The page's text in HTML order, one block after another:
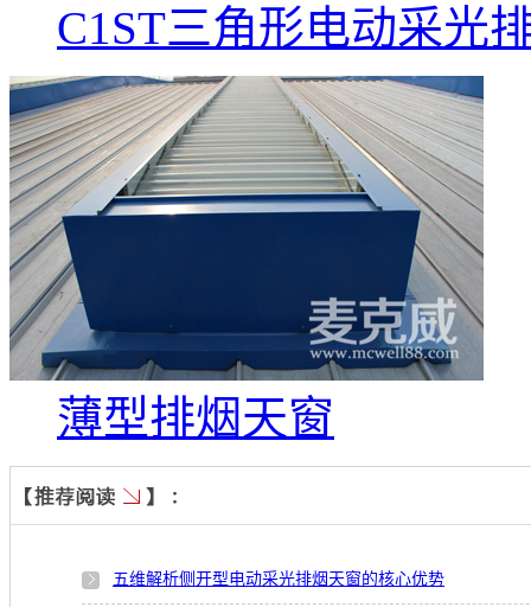
C1ST三角形电动采光
薄型排烟天窗
五维解析侧开型电动采光排烟天窗的核心优势